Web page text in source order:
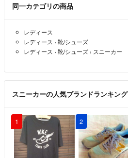
同一カテゴリの商品
レディース
レディース › 靴/シューズ
レディース › 靴/シューズ › スニーカー
スニーカーの人気ブランドランキング
1 2